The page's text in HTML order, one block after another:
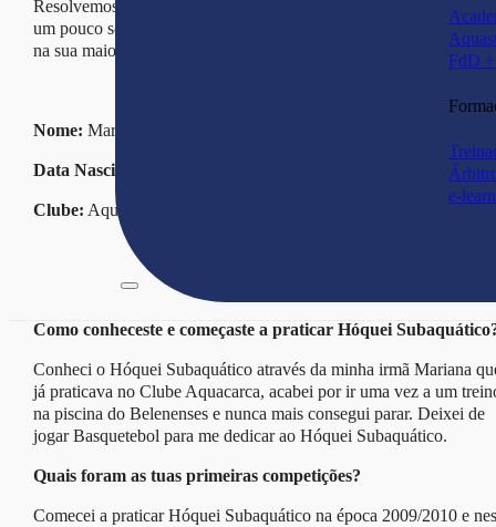
FdD
e-
Resolvemos entrevistar a Margarida Araújo na tentativa de
um pouco sobre como encontrou ela este desporto que em
na sua maioria é praticado por homens.
Nome: Margarida Araújo
Data Nascimento:
Clube: Aquacarca
Como conheceste e começaste a praticar Hóquei
Conheci o Hóquei Subaquático através da minha irmã Mariana
já praticava no Clube Aquacarca, acabei por ir uma vez a um
na piscina do Belenenses e nunca mais consegui parar. Deixei de
jogar Basquetebol para me dedicar ao Hóquei Subaquático.
Quais foram as tuas primeiras competições?
Comecei a praticar Hóquei Subaquático na época 2009/2010 e